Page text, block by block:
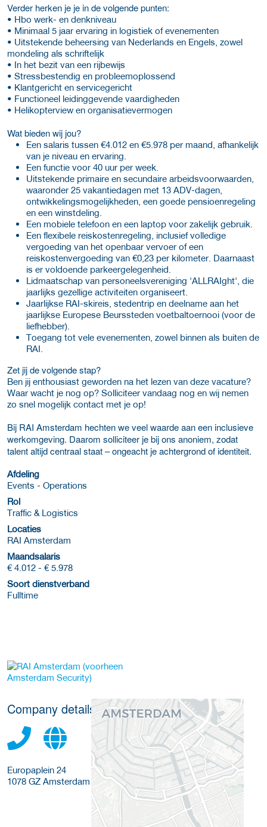
Verder herken je je in de volgende punten:
• Hbo werk- en denkniveau
• Minimaal 5 jaar ervaring in logistiek of evenementen
• Uitstekende beheersing van Nederlands en Engels, zowel
mondeling als schriftelijk
• In het bezit van een rijbewijs
• Stressbestendig en probleemoplossend
• Klantgericht en servicegericht
• Functioneel leidinggevende vaardigheden
• Helikopterview en organisatievermogen
Wat bieden wij jou?
Een salaris tussen €4.012 en €5.978 per maand, afhankelijk
van je niveau en ervaring.
Een functie voor 40 uur per week.
Uitstekende primaire en secundaire arbeidsvoorwaarden,
waaronder 25 vakantiedagen met 13 ADV-dagen,
ontwikkelingsmogelijkheden, een goede pensioenregeling
en een winstdeling.
Een mobiele telefoon en een laptop voor zakelijk gebruik.
Een flexibele reiskostenregeling, inclusief volledige
vergoeding van het openbaar vervoer of een
reiskostenvergoeding van €0,23 per kilometer. Daarnaast
is er voldoende parkeergelegenheid.
Lidmaatschap van personeelsvereniging 'ALLRAIght', die
jaarlijks gezellige activiteiten organiseert.
Jaarlijkse RAI-skireis, stedentrip en deelname aan het
jaarlijkse Europese Beurssteden voetbaltoernooi (voor de
liefhebber).
Toegang tot vele evenementen, zowel binnen als buiten de
RAI.
Zet jij de volgende stap?
Ben jij enthousiast geworden na het lezen van deze vacature?
Waar wacht je nog op? Solliciteer vandaag nog en wij nemen
zo snel mogelijk contact met je op!
Bij RAI Amsterdam hechten we veel waarde aan een inclusieve
werkomgeving. Daarom solliciteer je bij ons anoniem, zodat
talent altijd centraal staat – ongeacht je achtergrond of identiteit.
Afdeling
Events - Operations
Rol
Traffic & Logistics
Locaties
RAI Amsterdam
Maandsalaris
€ 4.012 - € 5.978
Soort dienstverband
Fulltime
More Employer Details
Company details
Europaplein 24
1078 GZ Amsterdam